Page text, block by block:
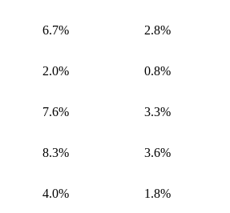
6.7% 2.8%
2.0% 0.8%
7.6% 3.3%
8.3% 3.6%
4.0% 1.8%